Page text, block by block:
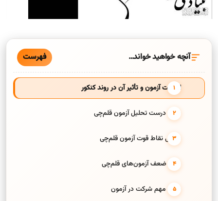
آنچه خواهید خواند… فهرست
اهمیت آزمون و تأثیر آن در روند کنکور
نحوهٔ درست تحلیل آزمون قلم‌چی
بررسی نقاط قوت آزمون قلم‌چی
نقاط ضعف آزمون‌های قلم‌چی
نکات مهم شرکت در آزمون